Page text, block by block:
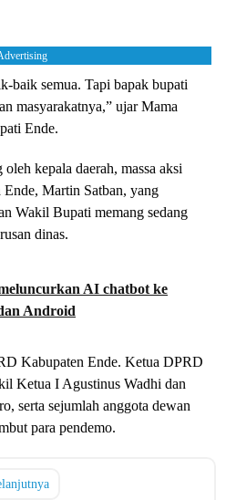
baik semua. Tapi bapak bupati
masyarakatnya,” ujar Mama
Ende.
kepala daerah, massa aksi
Martin Satban, yang
Wakil Bupati memang sedang
dinas.
AI chatbot ke
Android
Kabupaten Ende. Ketua DPRD
Ketua I Agustinus Wadhi dan
serta sejumlah anggota dewan
para pendemo.